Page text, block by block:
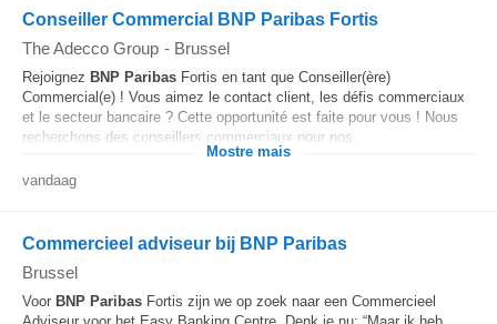
Conseiller Commercial BNP Paribas Fortis
The Adecco Group - Brussel
Rejoignez BNP Paribas Fortis en tant que Conseiller(ère)
Commercial(e) ! Vous aimez le contact client, les défis commerciaux
et le secteur bancaire ? Cette opportunité est faite pour vous ! Nous
recherchons des conseillers commerciaux pour nos...
Mostre mais
vandaag
Commercieel adviseur bij BNP Paribas
Brussel
Voor BNP Paribas Fortis zijn we op zoek naar een Commercieel